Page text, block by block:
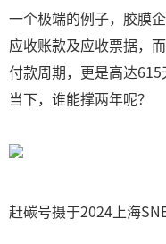
一个极端的例子，胶膜
应收账款及应收票据，
付款周期，更是高达
当下，谁能撑两年呢？
赶碳号摄于2024上海